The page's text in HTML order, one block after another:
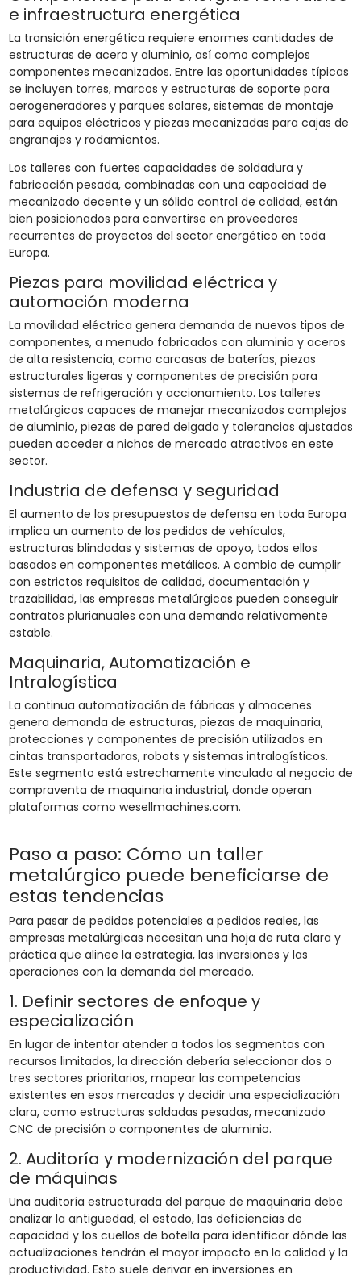
e infraestructura energética
La transición energética requiere enormes cantidades de
estructuras de acero y aluminio, así como complejos
componentes mecanizados. Entre las oportunidades típicas
se incluyen torres, marcos y estructuras de soporte para
aerogeneradores y parques solares, sistemas de montaje
para equipos eléctricos y piezas mecanizadas para cajas de
engranajes y rodamientos.
Los talleres con fuertes capacidades de soldadura y
fabricación pesada, combinadas con una capacidad de
mecanizado decente y un sólido control de calidad, están
bien posicionados para convertirse en proveedores
recurrentes de proyectos del sector energético en toda
Europa.
Piezas para movilidad eléctrica y
automoción moderna
La movilidad eléctrica genera demanda de nuevos tipos de
componentes, a menudo fabricados con aluminio y aceros
de alta resistencia, como carcasas de baterías, piezas
estructurales ligeras y componentes de precisión para
sistemas de refrigeración y accionamiento. Los talleres
metalúrgicos capaces de manejar mecanizados complejos
de aluminio, piezas de pared delgada y tolerancias ajustadas
pueden acceder a nichos de mercado atractivos en este
sector.
Industria de defensa y seguridad
El aumento de los presupuestos de defensa en toda Europa
implica un aumento de los pedidos de vehículos,
estructuras blindadas y sistemas de apoyo, todos ellos
basados en componentes metálicos. A cambio de cumplir
con estrictos requisitos de calidad, documentación y
trazabilidad, las empresas metalúrgicas pueden conseguir
contratos plurianuales con una demanda relativamente
estable.
Maquinaria, Automatización e
Intralogística
La continua automatización de fábricas y almacenes
genera demanda de estructuras, piezas de maquinaria,
protecciones y componentes de precisión utilizados en
cintas transportadoras, robots y sistemas intralogísticos.
Este segmento está estrechamente vinculado al negocio de
compraventa de maquinaria industrial, donde operan
plataformas como wesellmachines.com.
Paso a paso: Cómo un taller
metalúrgico puede beneficiarse de
estas tendencias
Para pasar de pedidos potenciales a pedidos reales, las
empresas metalúrgicas necesitan una hoja de ruta clara y
práctica que alinee la estrategia, las inversiones y las
operaciones con la demanda del mercado.
1. Definir sectores de enfoque y
especialización
En lugar de intentar atender a todos los segmentos con
recursos limitados, la dirección debería seleccionar dos o
tres sectores prioritarios, mapear las competencias
existentes en esos mercados y decidir una especialización
clara, como estructuras soldadas pesadas, mecanizado
CNC de precisión o componentes de aluminio.
2. Auditoría y modernización del parque
de máquinas
Una auditoría estructurada del parque de maquinaria debe
analizar la antigüedad, el estado, las deficiencias de
capacidad y los cuellos de botella para identificar dónde las
actualizaciones tendrán el mayor impacto en la calidad y la
productividad. Esto suele derivar en inversiones en